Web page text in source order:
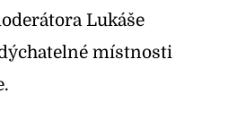
Lukáše
místnosti